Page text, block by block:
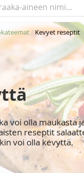
/ Kevyet reseptit
voi olla maukasta
reseptit
voi olla kevyttä.